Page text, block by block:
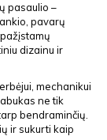
pasaulio –
pavarų
dizainu ir
mechanikui
ne tik
bendraminčių.
ir sukurti kaip